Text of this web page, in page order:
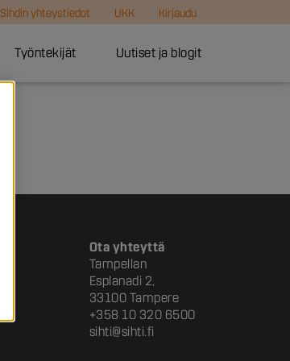
Työntekijät Uutiset ja blogit
Kirjaudu
UKK
Sihdin yhteystiedot
Ota yhteyttä
Tampellan
Esplanadi 2,
33100 Tampere
+358 10 320 6500
sihti@sihti.fi